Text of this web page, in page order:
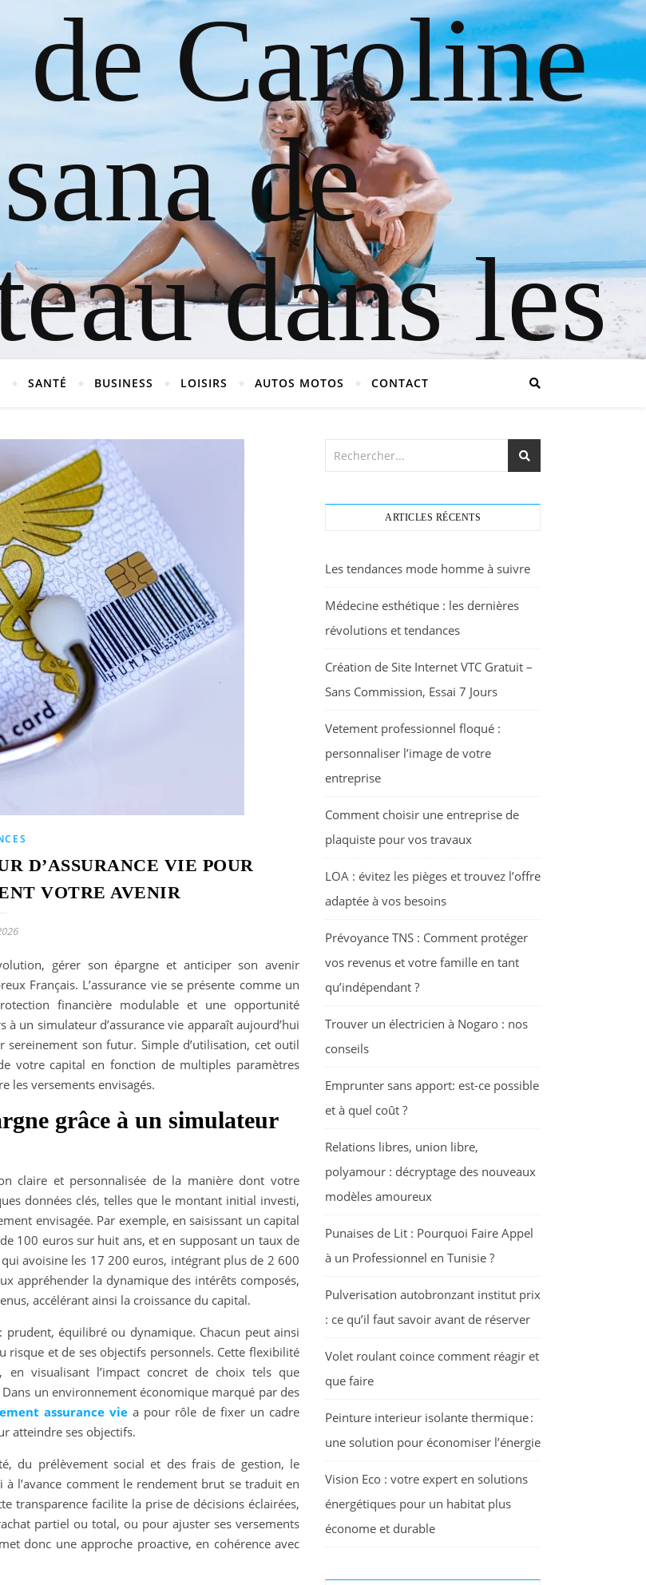
Caroline
de
dans les
ch-neufchateau.fr
SANTÉ BUSINESS LOISIRS AUTOS MOTOS CONTACT
D’ASSURANCE VIE POUR
VOTRE AVENIR
gérer son épargne et anticiper son avenir
Français. L’assurance vie se présente comme un
financière modulable et une opportunité
un simulateur d’assurance vie apparaît aujourd’hui
son futur. Simple d’utilisation, cet outil
votre capital en fonction de multiples paramètres
les versements envisagés.
grâce à un simulateur
claire et personnalisée de la manière dont votre
données clés, telles que le montant initial investi,
envisagée. Par exemple, en saisissant un capital
100 euros sur huit ans, et en supposant un taux de
avoisine les 17 200 euros, intégrant plus de 2 600
appréhender la dynamique des intérêts composés,
accélérant ainsi la croissance du capital.
prudent, équilibré ou dynamique. Chacun peut ainsi
et de ses objectifs personnels. Cette flexibilité
visualisant l’impact concret de choix tels que
un environnement économique marqué par des
assurance vie a pour rôle de fixer un cadre
atteindre ses objectifs.
du prélèvement social et des frais de gestion, le
l’avance comment le rendement brut se traduit en
transparence facilite la prise de décisions éclairées,
partiel ou total, ou pour ajuster ses versements
donc une approche proactive, en cohérence avec
ARTICLES RÉCENTS
Les tendances mode homme à suivre
Médecine esthétique : les dernières
révolutions et tendances
Création de Site Internet VTC Gratuit –
Sans Commission, Essai 7 Jours
Vetement professionnel floqué :
personnaliser l’image de votre
entreprise
Comment choisir une entreprise de
plaquiste pour vos travaux
LOA : évitez les pièges et trouvez l’offre
adaptée à vos besoins
Prévoyance TNS : Comment protéger
vos revenus et votre famille en tant
qu’indépendant ?
Trouver un électricien à Nogaro : nos
conseils
Emprunter sans apport: est-ce possible
et à quel coût ?
Relations libres, union libre,
polyamour : décryptage des nouveaux
modèles amoureux
Punaises de Lit : Pourquoi Faire Appel
à un Professionnel en Tunisie ?
Pulverisation autobronzant institut prix
: ce qu’il faut savoir avant de réserver
Volet roulant coince comment réagir et
que faire
Peinture interieur isolante thermique :
une solution pour économiser l’énergie
Vision Eco : votre expert en solutions
énergétiques pour un habitat plus
économe et durable